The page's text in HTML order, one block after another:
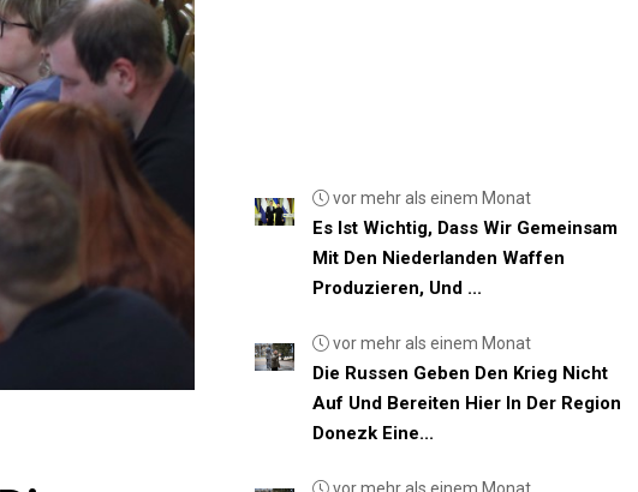
vor mehr als einem Monat
Es Ist Wichtig, Dass Wir Gemeinsam
Mit Den Niederlanden Waffen
Produzieren, Und ...
vor mehr als einem Monat
Die Russen Geben Den Krieg Nicht
Auf Und Bereiten Hier In Der Region
Donezk Eine...